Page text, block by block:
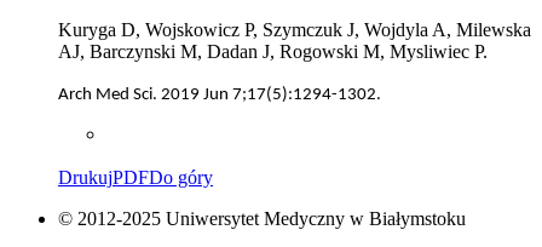
Kuryga D, Wojskowicz P, Szymczuk J, Wojdyla A, Milewska
AJ, Barczynski M, Dadan J, Rogowski M, Mysliwiec P.
Arch Med Sci. 2019 Jun 7;17(5):1294-1302.
DrukujPDFDo góry
© 2012-2025 Uniwersytet Medyczny w Białymstoku